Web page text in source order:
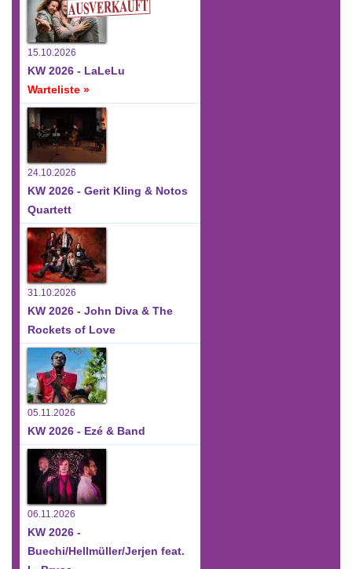
15.10.2026
KW 2026 - LaLeLu
Warteliste »
24.10.2026
KW 2026 - Gerit Kling & Notos
Quartett
31.10.2026
KW 2026 - John Diva & The
Rockets of Love
05.11.2026
KW 2026 - Ezé & Band
06.11.2026
KW 2026 -
Buechi/Hellmüller/Jerjen feat.